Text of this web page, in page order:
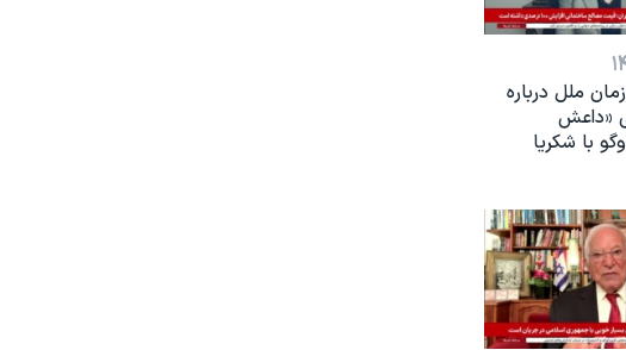
ملل درباره
«داعش
با شکریا